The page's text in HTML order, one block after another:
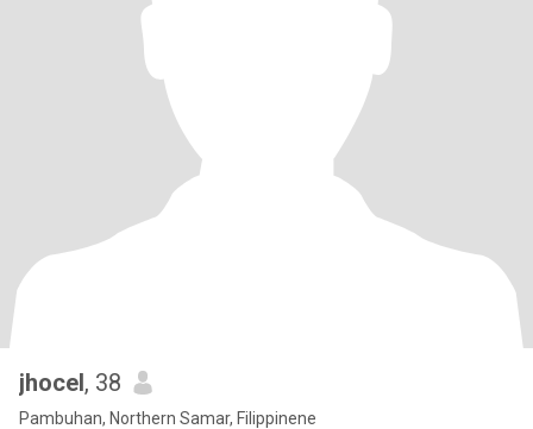
jhocel, 38
Pambuhan, Northern Samar, Filippinene